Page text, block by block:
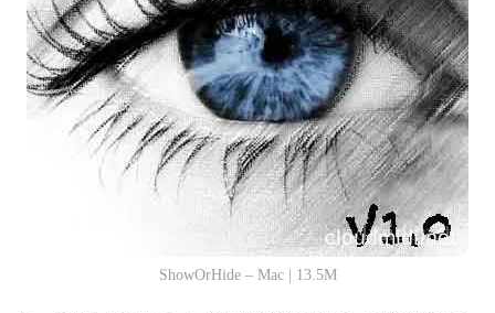
ShowOrHide – Mac | 13.5M